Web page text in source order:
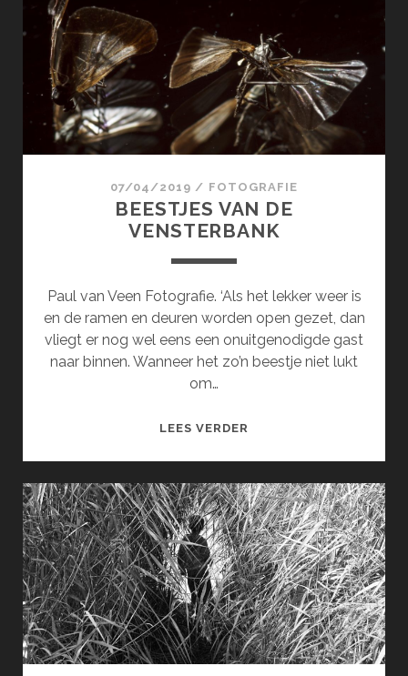
MARK
KUSTER
07/04/2019 / FOTOGRAFIE
BEESTJES VAN DE
VENSTERBANK
Paul van Veen Fotografie. ‘Als het lekker weer is
en de ramen en deuren worden open gezet, dan
vliegt er nog wel eens een onuitgenodigde gast
naar binnen. Wanneer het zo’n beestje niet lukt
om…
LEES VERDER
VENSTERBANK